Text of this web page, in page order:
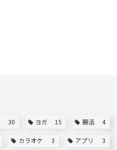
30 ヨガ 15 腸活 4
カラオケ 3 アプリ 3